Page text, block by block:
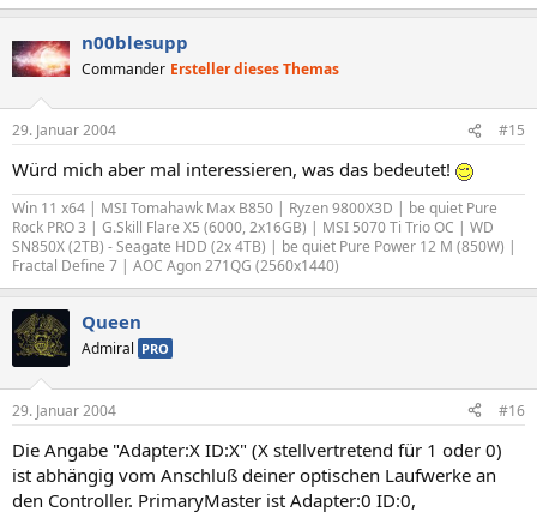
n00blesupp
Commander Ersteller dieses Themas
29. Januar 2004 #15
Würd mich aber mal interessieren, was das bedeutet!
Win 11 x64 | MSI Tomahawk Max B850 | Ryzen 9800X3D | be quiet Pure
Rock PRO 3 | G.Skill Flare X5 (6000, 2x16GB) | MSI 5070 Ti Trio OC | WD
SN850X (2TB) - Seagate HDD (2x 4TB) | be quiet Pure Power 12 M (850W) |
Fractal Define 7 | AOC Agon 271QG (2560x1440)
Queen
Admiral PRO
29. Januar 2004 #16
Die Angabe "Adapter:X ID:X" (X stellvertretend für 1 oder 0)
ist abhängig vom Anschluß deiner optischen Laufwerke an
den Controller. PrimaryMaster ist Adapter:0 ID:0,